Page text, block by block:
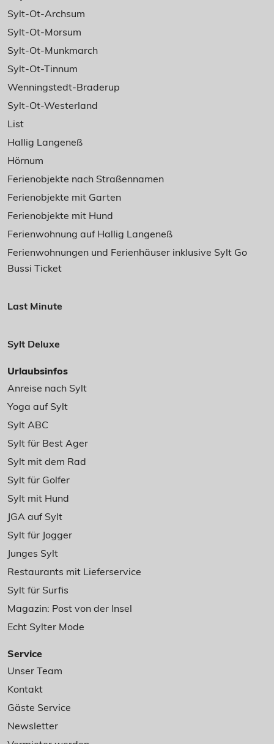
Sylt-Ot-Archsum
Sylt-Ot-Morsum
Sylt-Ot-Munkmarch
Sylt-Ot-Tinnum
Wenningstedt-Braderup
Sylt-Ot-Westerland
List
Hallig Langeneß
Hörnum
Ferienobjekte nach Straßennamen
Ferienobjekte mit Garten
Ferienobjekte mit Hund
Ferienwohnung auf Hallig Langeneß
Ferienwohnungen und Ferienhäuser inklusive Sylt Go
Bussi Ticket
Last Minute
Sylt Deluxe
Urlaubsinfos
Anreise nach Sylt
Yoga auf Sylt
Sylt ABC
Sylt für Best Ager
Sylt mit dem Rad
Sylt für Golfer
Sylt mit Hund
JGA auf Sylt
Sylt für Jogger
Junges Sylt
Restaurants mit Lieferservice
Sylt für Surfis
Magazin: Post von der Insel
Echt Sylter Mode
Service
Unser Team
Kontakt
Gäste Service
Newsletter